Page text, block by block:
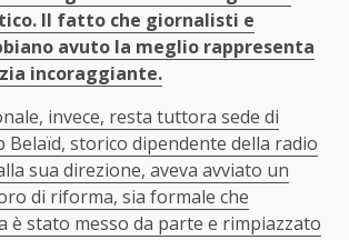
Il fatto che giornalisti e
avuto la meglio rappresenta
incoraggiante.
invece, resta tuttora sede di
Belaïd, storico dipendente della radio
sua direzione, aveva avviato un
di riforma, sia formale che
è stato messo da parte e rimpiazzato